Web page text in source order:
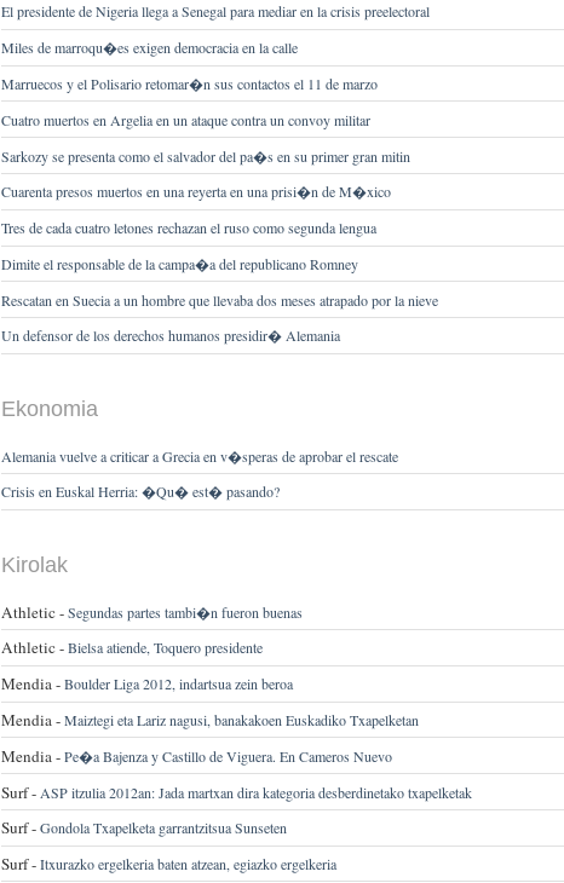
El presidente de Nigeria llega a Senegal para mediar en la crisis preelectoral
Miles de marroqu�es exigen democracia en la calle
Marruecos y el Polisario retomar�n sus contactos el 11 de marzo
Cuatro muertos en Argelia en un ataque contra un convoy militar
Sarkozy se presenta como el salvador del pa�s en su primer gran mitin
Cuarenta presos muertos en una reyerta en una prisi�n de M�xico
Tres de cada cuatro letones rechazan el ruso como segunda lengua
Dimite el responsable de la campa�a del republicano Romney
Rescatan en Suecia a un hombre que llevaba dos meses atrapado por la nieve
Un defensor de los derechos humanos presidir� Alemania
Ekonomia
Alemania vuelve a criticar a Grecia en v�speras de aprobar el rescate
Crisis en Euskal Herria: �Qu� est� pasando?
Kirolak
Athletic -Segundas partes tambi�n fueron buenas
Athletic -Bielsa atiende, Toquero presidente
Mendia -Boulder Liga 2012, indartsua zein beroa
Mendia -Maiztegi eta Lariz nagusi, banakakoen Euskadiko Txapelketan
Mendia -Pe�a Bajenza y Castillo de Viguera. En Cameros Nuevo
Surf - ASP itzulia 2012an: Jada martxan dira kategoria desberdinetako txapelketak
Surf -Gondola Txapelketa garrantzitsua Sunseten
Surf -Itxurazko ergelkeria baten atzean, egiazko ergelkeria